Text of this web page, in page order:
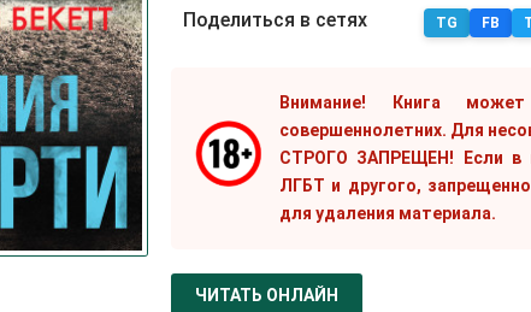
Поделиться в сетях TG FB
Внимание! Книга
совершеннолетних. Для
СТРОГО ЗАПРЕЩЕН! Если в
ЛГБТ и другого,
для удаления материала.
ЧИТАТЬ ОНЛАЙН